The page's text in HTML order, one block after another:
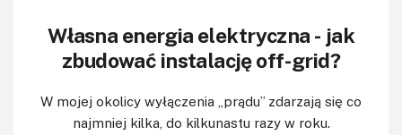
Własna energia elektryczna - jak
zbudować instalację off-grid?
W mojej okolicy wyłączenia „prądu” zdarzają się co
najmniej kilka, do kilkunastu razy w roku.